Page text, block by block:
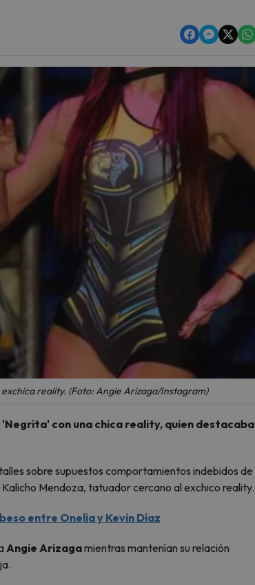
reality. (Foto: Angie Arizaga/Instagram)
con una chica reality, quien destacaba
sobre supuestos comportamientos indebidos de
Mendoza, tatuador cercano al exchico reality.
entre Onelia y Kevin Díaz
Angie Arizagamientras mantenían su relación